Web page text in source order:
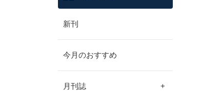
新刊
今月のおすすめ
月刊誌 +